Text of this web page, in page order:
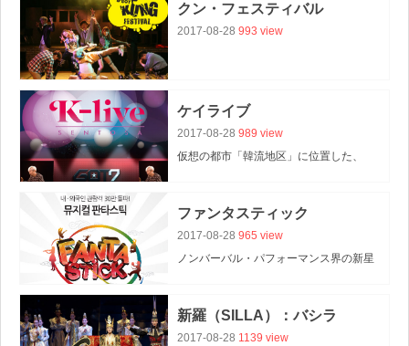
クン・フェスティバル
2017-08-28 993 view
ケイライブ
2017-08-28 989 view
仮想の都市「韓流地区」に位置した、
ファンタスティック
2017-08-28 965 view
ノンバーバル・パフォーマンス界の新星
新羅（SILLA）：バシラ
2017-08-28 1139 view